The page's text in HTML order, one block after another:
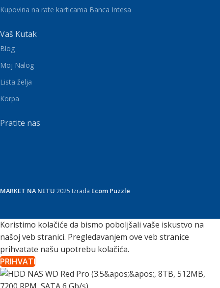
Kupovina na rate karticama Banca Intesa
Vaš Kutak
Blog
Moj Nalog
Lista želja
Korpa
Pratite nas
MARKET NA NETU 2025 Izrada Ecom Puzzle
Koristimo kolačiće da bismo poboljšali vaše iskustvo na
našoj veb stranici. Pregledavanjem ove veb stranice
prihvatate našu upotrebu kolačića.
PRIHVATI